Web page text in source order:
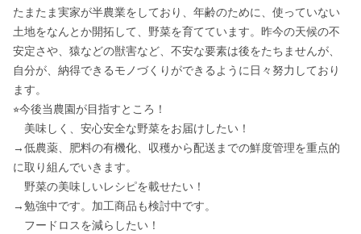
たまたま実家が半農業をしており、年齢のために、使っていない
土地をなんとか開拓して、野菜を育てています。昨今の天候の不
安定さや、猿などの獣害など、不安な要素は後をたちませんが、
自分が、納得できるモノづくりができるように日々努力しており
ます。
⭐︎今後当農園が目指すところ！
美味しく、安心安全な野菜をお届けしたい！
→低農薬、肥料の有機化、収穫から配送までの鮮度管理を重点的
に取り組んでいきます。
野菜の美味しいレシピを載せたい！
→勉強中です。加工商品も検討中です。
フードロスを減らしたい！